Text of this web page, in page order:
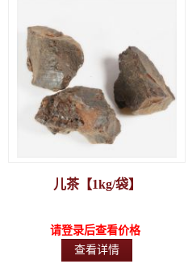
儿茶【1kg/袋】
请登录后查看价格
查看详情